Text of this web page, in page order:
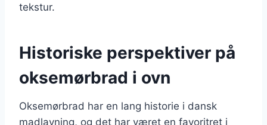
tekstur.
Historiske perspektiver på
oksemørbrad i ovn
Oksemørbrad har en lang historie i dansk
madlavning, og det har været en favoritret i